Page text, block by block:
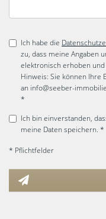
Ich habe die
zu, dass meine Angaben
elektronisch erhoben
Hinweis: Sie können Ihre
an info@seeber-
*
Ich bin einverstanden,
meine Daten speichern. *
* Pflichtfelder